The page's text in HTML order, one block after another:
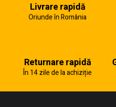
Livrare rapidă
Oriunde în România
Returnare rapidă
În 14 zile de la achiziție